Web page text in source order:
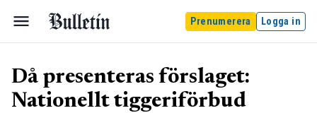
Prenumerera Logga in
Då presenteras förslaget:
Nationellt tiggeriförbud